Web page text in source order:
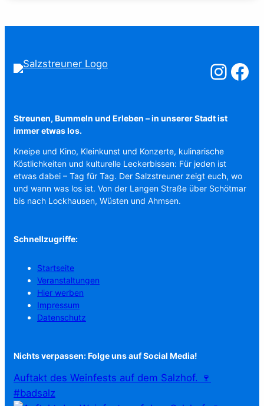
Salzstreuner
Streunen, Bummeln und Erleben – in unserer Stadt ist
immer etwas los.
Kneipe und Kino, Kleinkunst und Konzerte, kulinarische
Köstlichkeiten und kulturelle Leckerbissen: Für jeden ist
etwas dabei – Tag für Tag. Der Salzstreuner zeigt euch, wo
und wann was los ist. Von der Langen Straße über Schötmar
bis nach Lockhausen, Wüsten und Ahmsen.
Schnellzugriffe:
Startseite
Veranstaltungen
Hier werben
Impressum
Datenschutz
Nichts verpassen: Folge uns auf Social Media!
Auftakt des Weinfests auf dem Salzhof. 🍷
#badsalz